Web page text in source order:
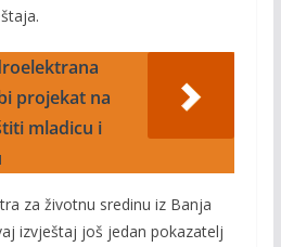
projekat na
mladicu i
za životnu sredinu iz Banja
izvještaj još jedan pokazatelj